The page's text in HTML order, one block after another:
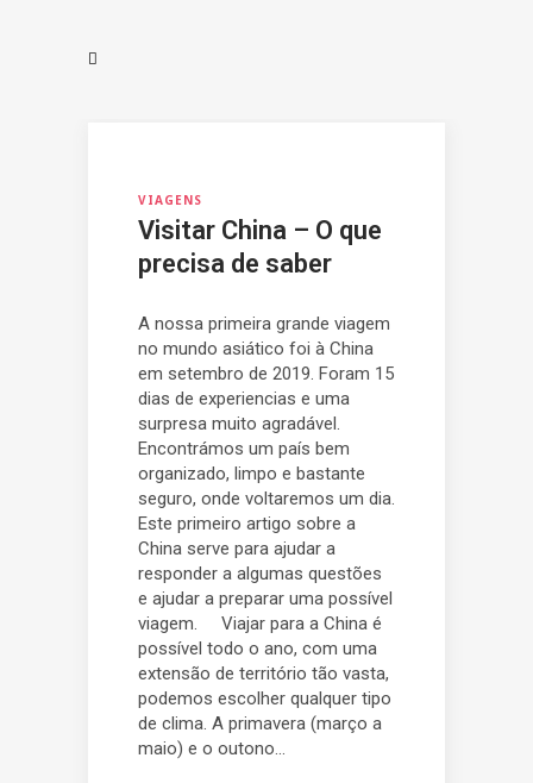
VIAGENS
Visitar China – O que
precisa de saber
A nossa primeira grande viagem
no mundo asiático foi à China
em setembro de 2019. Foram 15
dias de experiencias e uma
surpresa muito agradável.
Encontrámos um país bem
organizado, limpo e bastante
seguro, onde voltaremos um dia.
Este primeiro artigo sobre a
China serve para ajudar a
responder a algumas questões
e ajudar a preparar uma possível
viagem. Viajar para a China é
possível todo o ano, com uma
extensão de território tão vasta,
podemos escolher qualquer tipo
de clima. A primavera (março a
maio) e o outono...